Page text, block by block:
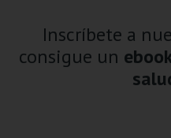
Inscríbete a
consigue un